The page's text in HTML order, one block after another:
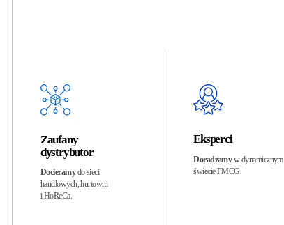
Zaufany
dystrybutor
Docieramydo sieci
handlowych, hurtowni
i HoReCa.
Eksperci
Doradzamyw dynamicznym
świecie FMCG.